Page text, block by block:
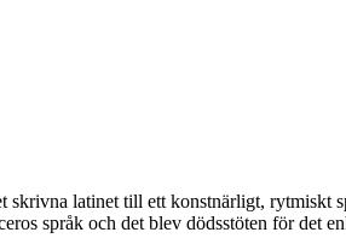
skrivna latinet till ett konstnärligt, rytmiskt
språk och det blev dödsstöten för det